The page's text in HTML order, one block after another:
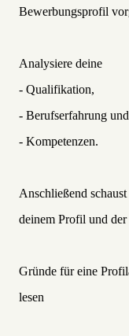
Bewerbungsprofil
Analysiere deine
- Qualifikation,
- Berufserfahrung und
- Kompetenzen.
Anschließend
deinem Profil und der
Gründe für eine
lesen